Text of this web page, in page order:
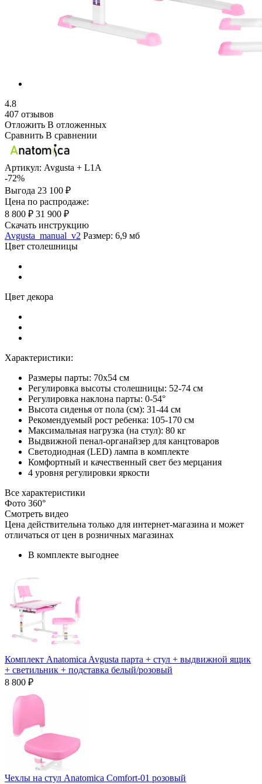
4.8
407 отзывов
Отложить В отложенных
Сравнить В сравнении
Артикул: Avgusta + L1A
-72%
Выгода 23 100 ₽
Цена по распродаже:
8 800 ₽ 31 900 ₽
Скачать инструкцию
Avgusta_manual_v2 Размер: 6,9 мб
Цвет столешницы
Цвет декора
Характеристики:
Размеры парты: 70х54 см
Регулировка высоты столешницы: 52-74 см
Регулировка наклона парты: 0-54°
Высота сиденья от пола (см): 31-44 см
Рекомендуемый рост ребенка: 105-170 см
Максимальная нагрузка (на стул): 80 кг
Выдвижной пенал-органайзер для канцтоваров
Светодиодная (LED) лампа в комплекте
Комфортный и качественный свет без мерцания
4 уровня регулировки яркости
Все характеристики
Фото 360°
Смотреть видео
Цена действительна только для интернет-магазина и может
отличаться от цен в розничных магазинах
В комплекте выгоднее
Комплект Anatomica Avgusta парта + стул + выдвижной ящик
+ светильник + подставка белый/розовый
8 800 ₽
Чехлы на стул Anatomica Comfort-01 розовый